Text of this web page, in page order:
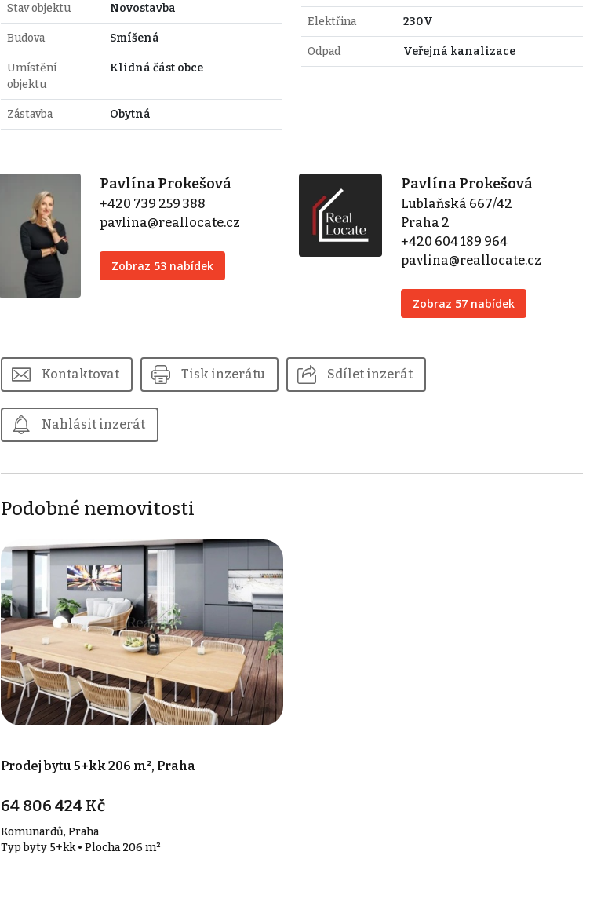
Stav objektu Novostavba
Budova Smíšená
Umístění
objektu
Klidná část obce
Zástavba Obytná
Elektřina 230V
Odpad Veřejná kanalizace
Pavlína Prokešová
+420 739 259 388
pavlina@reallocate.cz
Zobraz 53 nabídek
Pavlína Prokešová
Lublaňská 667/42
Praha 2
+420 604 189 964
pavlina@reallocate.cz
Zobraz 57 nabídek
Kontaktovat Tisk inzerátu Sdílet inzerát
Nahlásit inzerát
Podobné nemovitosti
Prodej bytu 5+kk 206 m², Praha
64 806 424 Kč
Komunardů, Praha
Typ byty 5+kk • Plocha 206 m²